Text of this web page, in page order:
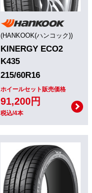
(HANKOOK(ハンコック))
KINERGY ECO2
K435
215/60R16
ホイールセット販売価格
91,200円
税込/4本